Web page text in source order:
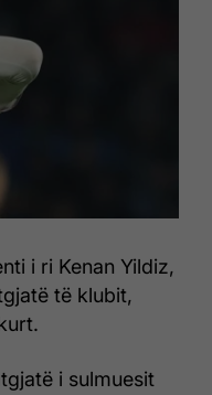
i ri Kenan Yildiz,
të klubit,
i sulmuesit